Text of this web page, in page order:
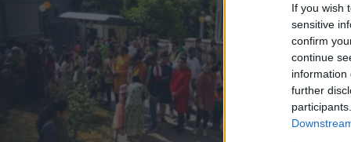
If you wish
sensitive
confirm
continue
information
further